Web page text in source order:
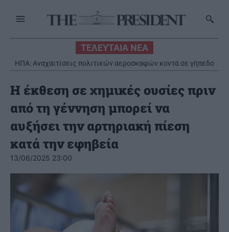
ΤΕΛΕΥΤΑΙΑ ΝΕΑ
ΗΠΑ: Αναχαιτίσεις πολιτικών αεροσκαφών κοντά σε γήπεδο
γκολφ του Τραμπ
Η έκθεση σε χημικές ουσίες πριν
από τη γέννηση μπορεί να
αυξήσει την αρτηριακή πίεση
κατά την εφηβεία
13/06/2025 23:00